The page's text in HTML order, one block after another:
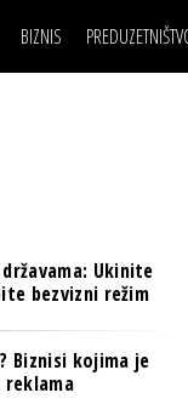
BIZNIS
BANKE
OSIGURANJE
TECH I AI
BIZNIS SCENA
BREND I
OSIGURANJE
TECH I AI
PULS REGIONA
Ukinite
bezvizni režim
Biznisi kojima je